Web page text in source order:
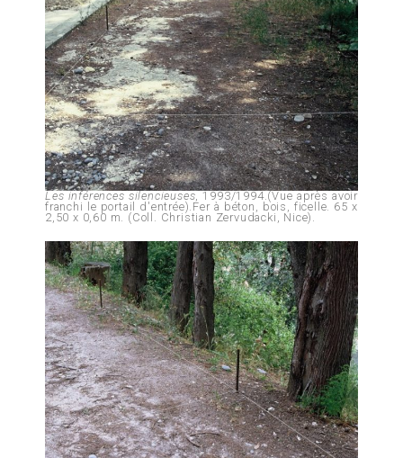
Les inférences silencieuses, 1993/1994.(Vue après avoir
franchi le portail d'entrée).Fer à béton, bois, ficelle. 65 x
2,50 x 0,60 m. (Coll. Christian Zervudacki, Nice).